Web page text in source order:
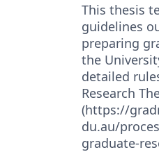
This thesis
guidelines
preparing
the
detailed
Research
(https://
du.au/
graduate-